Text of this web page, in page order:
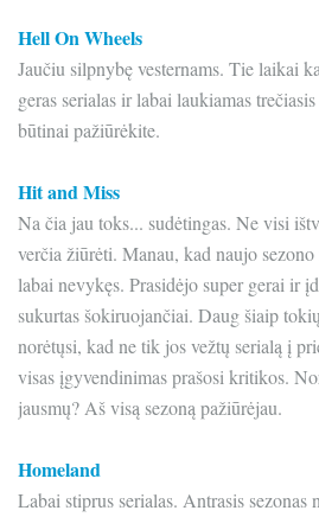
Hell On Wheels
Jaučiu silpnybę vesternams. Tie laikai
geras serialas ir labai laukiamas
būtinai pažiūrėkite.
Hit and Miss
Na čia jau toks... sudėtingas. Ne visi
verčia žiūrėti. Manau, kad naujo sezono
labai nevykęs. Prasidėjo super gerai ir
sukurtas šokiruojančiai. Daug šiaip
norėtųsi, kad ne tik jos vežtų serialą į
visas įgyvendinimas prašosi kritikos.
jausmų? Aš visą sezoną pažiūrėjau.
Homeland
Labai stiprus serialas. Antrasis sezonas